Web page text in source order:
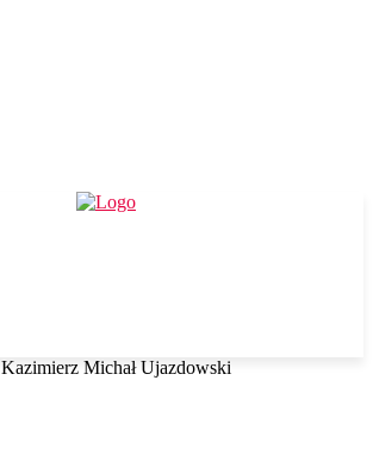
Kazimierz Michał Ujazdowski